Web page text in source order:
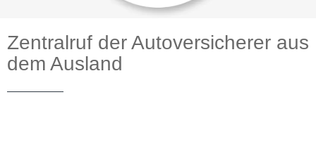
Zentralruf der Autoversicherer aus
dem Ausland